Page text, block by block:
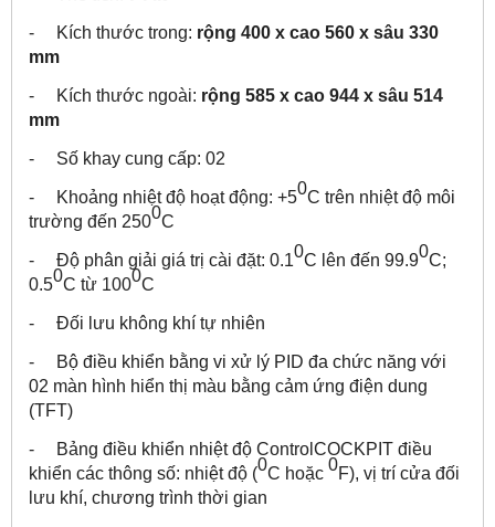
- Kích thước trong: rộng 400 x cao 560 x sâu 330
mm
- Kích thước ngoài: rộng 585 x cao 944 x sâu 514
mm
- Số khay cung cấp: 02
- Khoảng nhiệt độ hoạt động: +50C trên nhiệt độ môi
trường đến 2500C
- Độ phân giải giá trị cài đặt: 0.10C lên đến 99.90C;
0.50C từ 1000C
- Đối lưu không khí tự nhiên
- Bộ điều khiển bằng vi xử lý PID đa chức năng với
02 màn hình hiển thị màu bằng cảm ứng điện dung
(TFT)
- Bảng điều khiển nhiệt độ ControlCOCKPIT điều
khiển các thông số: nhiệt độ (0C hoặc 0F), vị trí cửa đối
lưu khí, chương trình thời gian